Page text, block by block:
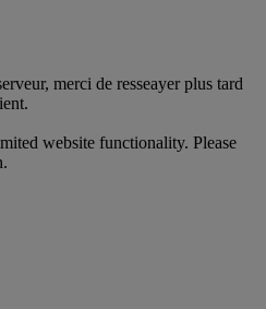
merci de resseayer plus tard
website functionality. Please